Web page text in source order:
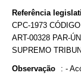
Referência
CPC-1973
ART-00328 PAR-
SUPREMO
Observação : -